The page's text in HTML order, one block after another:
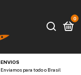
0
ENVIOS
Enviamos para todo o Brasil